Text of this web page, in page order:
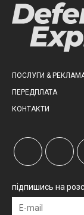
ПОСЛУГИ &
ПЕРЕДПЛАТА
КОНТАКТИ
підпишись на